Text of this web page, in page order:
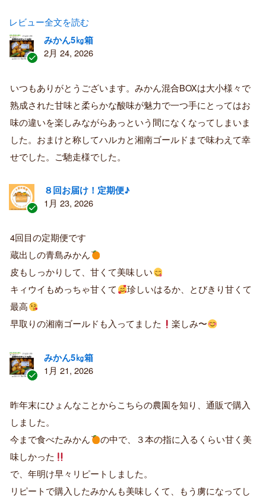
レビュー全文を読む
証
済
み
購
者
みかん5㎏箱
2月 24, 2026
いつもありがとうございます。みかん混合BOXは大小様々で
熟成された甘味と柔らかな酸味が魅力で一つ手にとってはお
味の違いを楽しみながらあっという間になくなってしまいま
した。おまけと称してハルカと湘南ゴールドまで味わえて幸
せでした。ご馳走様でした。
証
済
み
購
者
８回お届け！定期便♪
1月 23, 2026
4回目の定期便です
蔵出しの青島みかん
皮もしっかりして、甘くて美味しい
キィウイもめっちゃ甘くて
珍しいはるか、とびきり甘くて
最高
早取りの湘南ゴールドも入ってました
楽しみ〜
証
済
み
購
者
みかん5㎏箱
1月 21, 2026
昨年末にひょんなことからこちらの農園を知り、通販で購入
しました。
今まで食べたみかん
の中で、３本の指に入るくらい甘く美
味しかった
で、年明け早々リピートしました。
リピートで購入したみかんも美味しくて、もう虜になってし